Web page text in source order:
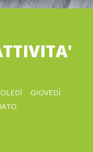
GIOVEDÌ